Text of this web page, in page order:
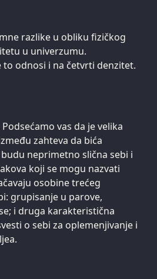
razlike u obliku fizičkog
u univerzumu.
to odnosi i na četvrti denzitet.
Podsećamo vas da je velika
zahteva da bića
neprimetno slična sebi i
koji se mogu nazvati
osobine trećeg
grupisanje u parove,
i druga karakteristična
o sebi za oplemenjivanje i